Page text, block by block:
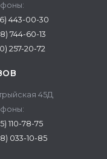
443-00-30
744-60-13
257-20-72
45Д
110-78-75
033-10-85